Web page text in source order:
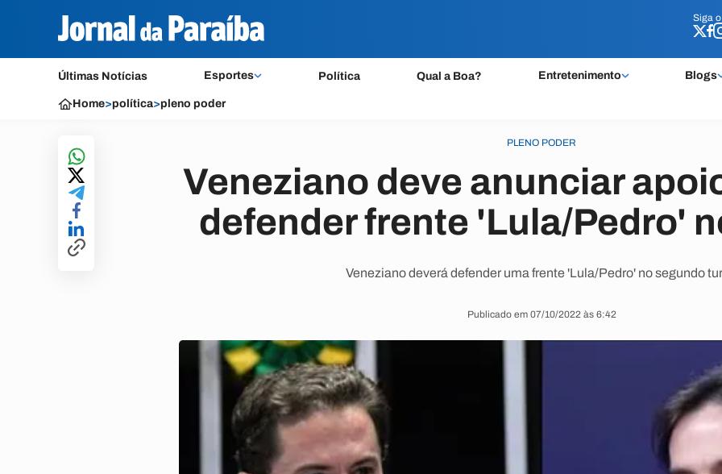
Siga o
Últimas Notícias Esportes Política Qual a Boa? Entretenimento Blogs
Siga o
Home>política>pleno poder
PLENO PODER
Veneziano deve anunciar
defender frente 'Lula/Pedro'
Veneziano deverá defender uma frente 'Lula/Pedro' no segundo
Publicado em 07/10/2022 às 6:42